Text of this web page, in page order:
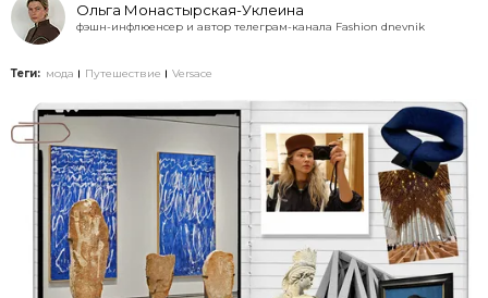
Ольга Монастырская-Уклеина
фэшн-инфлюенсер и автор телеграм-канала Fashion dnevnik
Теги: мода Путешествие Versace